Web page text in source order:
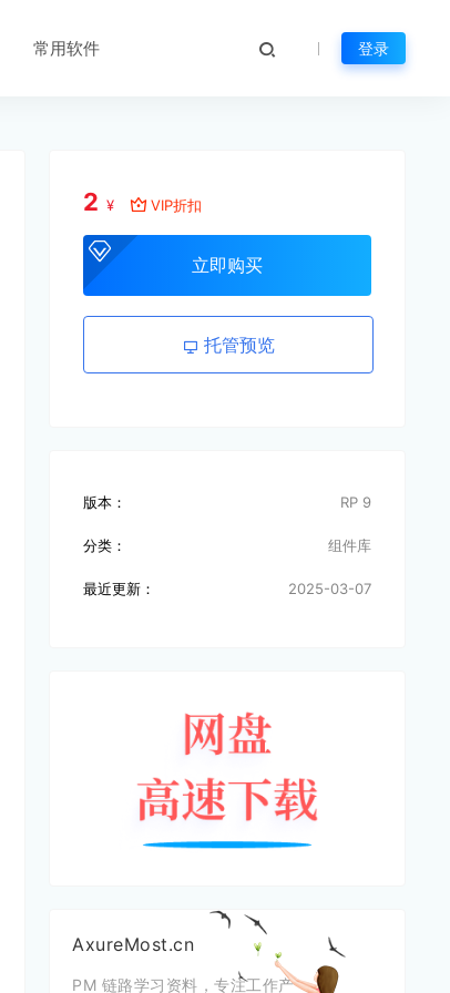
常用软件 登录
2 ¥ VIP折扣
立即购买
托管预览
版本： RP 9
分类： 组件库
最近更新： 2025-03-07
AxureMost.cn
PM 链路学习资料，专注工作产